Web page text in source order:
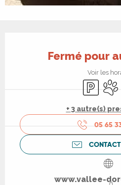
Fermé pour
Voir les
Parking
+ 3 autre(s)
05 65
www.vallee-